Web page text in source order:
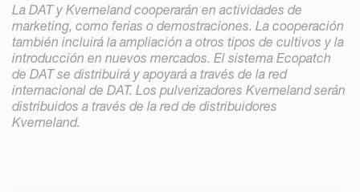
La DAT y Kverneland cooperarán en actividades de
marketing, como ferias o demostraciones. La cooperación
también incluirá la ampliación a otros tipos de cultivos y la
introducción en nuevos mercados. El sistema Ecopatch
de DAT se distribuirá y apoyará a través de la red
internacional de DAT. Los pulverizadores Kverneland serán
distribuidos a través de la red de distribuidores
Kverneland.